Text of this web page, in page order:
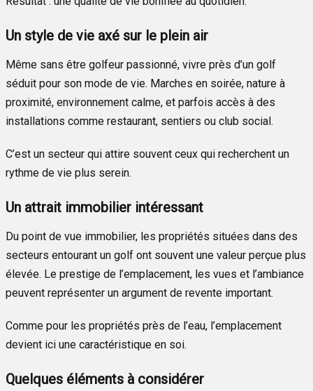
Un style de vie axé sur le plein air
Même sans être golfeur passionné, vivre près d’un golf
séduit pour son mode de vie. Marches en soirée, nature à
proximité, environnement calme, et parfois accès à des
installations comme restaurant, sentiers ou club social.
C’est un secteur qui attire souvent ceux qui recherchent un
rythme de vie plus serein.
Un attrait immobilier intéressant
Du point de vue immobilier, les propriétés situées dans des
secteurs entourant un golf ont souvent une valeur perçue plus
élevée. Le prestige de l’emplacement, les vues et l’ambiance
peuvent représenter un argument de revente important.
Comme pour les propriétés près de l’eau, l’emplacement
devient ici une caractéristique en soi.
Quelques éléments à considérer